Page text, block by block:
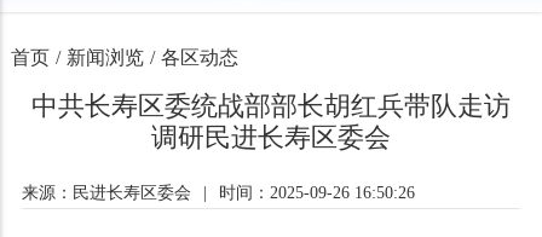
首页 / 新闻浏览 / 各区动态
中共长寿区委统战部部长胡红兵带队走访
调研民进长寿区委会
来源：民进长寿区委会 时间：2025-09-26 16:50:26